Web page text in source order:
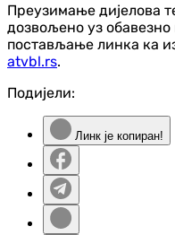
Преузимање дијелова
дозвољено уз
постављање линка ка
atvbl.rs.
Подијели:
Линк је копиран!